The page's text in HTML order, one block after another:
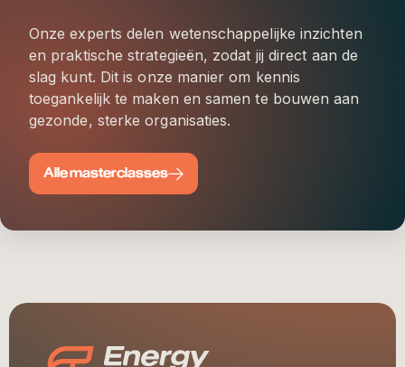
Onze experts delen wetenschappelijke inzichten
en praktische strategieën, zodat jij direct aan de
slag kunt. Dit is onze manier om kennis
toegankelijk te maken en samen te bouwen aan
gezonde, sterke organisaties.
Alle masterclasses